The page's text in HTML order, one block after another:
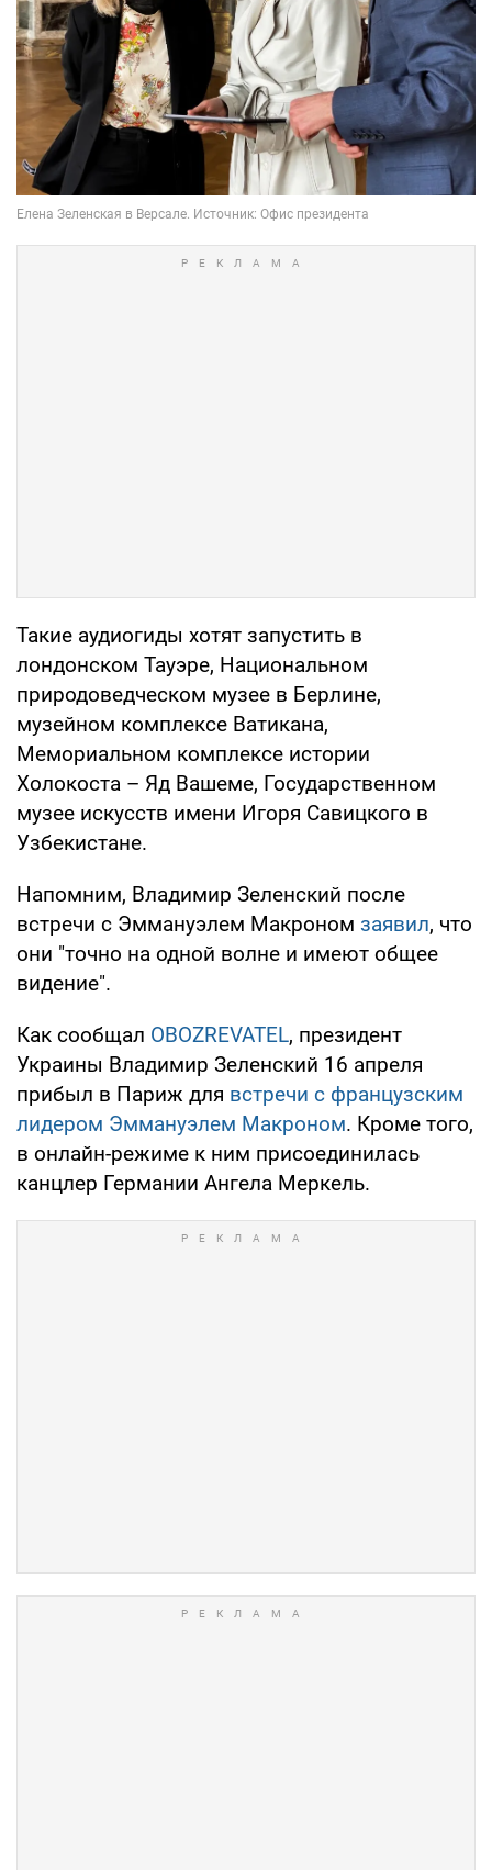
Такие аудиогиды хотят запустить в
лондонском Тауэре, Национальном
природоведческом музее в Берлине,
музейном комплексе Ватикана,
Мемориальном комплексе истории
Холокоста – Яд Вашеме, Государственном
музее искусств имени Игоря Савицкого в
Узбекистане.
Напомним, Владимир Зеленский после
встречи с Эммануэлем Макроном заявил, что
они "точно на одной волне и имеют общее
видение".
Как сообщал OBOZREVATEL, президент
Украины Владимир Зеленский 16 апреля
прибыл в Париж для встречи с французским
лидером Эммануэлем Макроном. Кроме того,
в онлайн-режиме к ним присоединилась
канцлер Германии Ангела Меркель.